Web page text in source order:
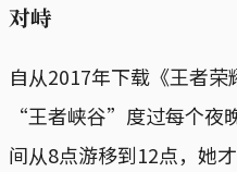
对峙
自从2017年下载《王者
“王者峡谷”度过每个夜
间从8点游移到12点，她